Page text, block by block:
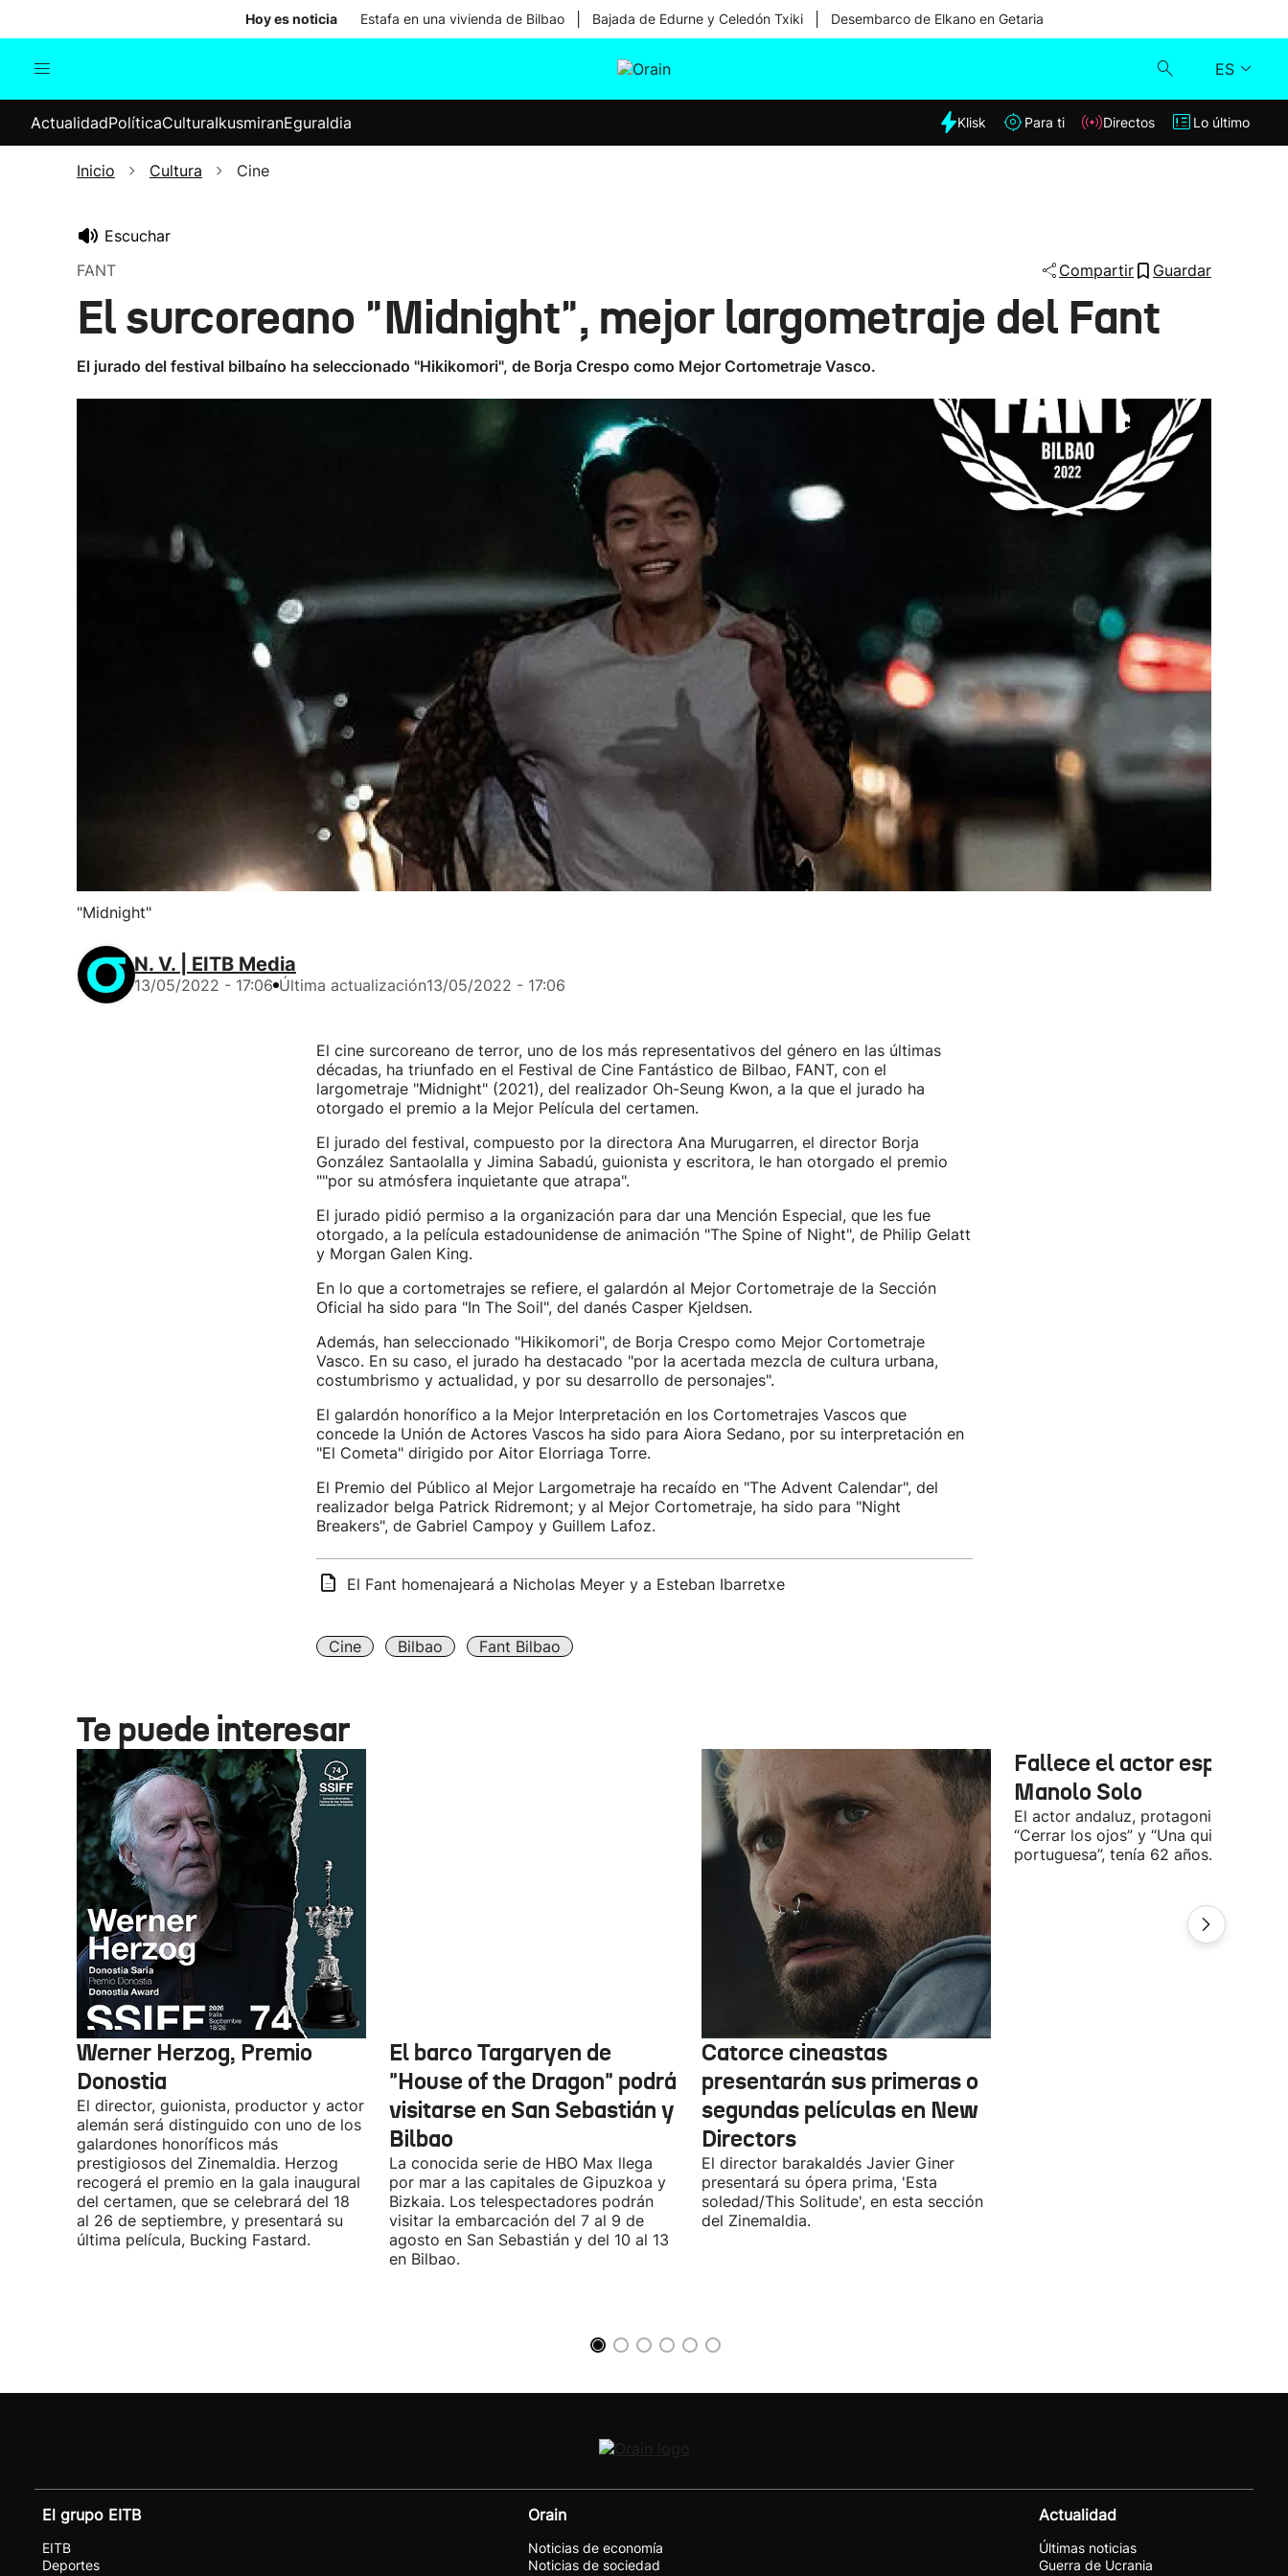
Hoy es noticia Estafa en una vivienda de Bilbao Bajada de Edurne y Celedón Txiki Desembarco de Elkano en Getaria
ES
Internacional
Elecciones
Klisk
ActualidadPolíticaCulturaIkusmiranEguraldia Klisk Para ti Directos Lo último
Inicio Cultura Cine
Escuchar
FANT
Compartir Guardar
El surcoreano "Midnight", mejor largometraje del Fant
El jurado del festival bilbaíno ha seleccionado "Hikikomori", de Borja Crespo como Mejor Cortometraje Vasco.
"Midnight"
N. V. | EITB Media
13/05/2022 - 17:06 Última actualización13/05/2022 - 17:06
El cine surcoreano de terror, uno de los más representativos del género en las últimas
décadas, ha triunfado en el Festival de Cine Fantástico de Bilbao, FANT, con el
largometraje "Midnight" (2021), del realizador Oh-Seung Kwon, a la que el jurado ha
otorgado el premio a la Mejor Película del certamen.
El jurado del festival, compuesto por la directora Ana Murugarren, el director Borja
González Santaolalla y Jimina Sabadú, guionista y escritora, le han otorgado el premio
""por su atmósfera inquietante que atrapa".
El jurado pidió permiso a la organización para dar una Mención Especial, que les fue
otorgado, a la película estadounidense de animación "The Spine of Night", de Philip Gelatt
y Morgan Galen King.
En lo que a cortometrajes se refiere, el galardón al Mejor Cortometraje de la Sección
Oficial ha sido para "In The Soil", del danés Casper Kjeldsen.
Además, han seleccionado "Hikikomori", de Borja Crespo como Mejor Cortometraje
Vasco. En su caso, el jurado ha destacado "por la acertada mezcla de cultura urbana,
costumbrismo y actualidad, y por su desarrollo de personajes".
El galardón honorífico a la Mejor Interpretación en los Cortometrajes Vascos que
concede la Unión de Actores Vascos ha sido para Aiora Sedano, por su interpretación en
"El Cometa" dirigido por Aitor Elorriaga Torre.
El Premio del Público al Mejor Largometraje ha recaído en "The Advent Calendar", del
realizador belga Patrick Ridremont; y al Mejor Cortometraje, ha sido para "Night
Breakers", de Gabriel Campoy y Guillem Lafoz.
El Fant homenajeará a Nicholas Meyer y a Esteban Ibarretxe
Cine Bilbao Fant Bilbao
Te puede interesar
Werner Herzog, Premio
Donostia
El director, guionista, productor y actor
alemán será distinguido con uno de los
galardones honoríficos más
prestigiosos del Zinemaldia. Herzog
recogerá el premio en la gala inaugural
del certamen, que se celebrará del 18
al 26 de septiembre, y presentará su
última película, Bucking Fastard.
El barco Targaryen de
"House of the Dragon" podrá
visitarse en San Sebastián y
Bilbao
La conocida serie de HBO Max llega
por mar a las capitales de Gipuzkoa y
Bizkaia. Los telespectadores podrán
visitar la embarcación del 7 al 9 de
agosto en San Sebastián y del 10 al 13
en Bilbao.
Catorce cineastas
presentarán sus primeras o
segundas películas en New
Directors
El director barakaldés Javier Giner
presentará su ópera prima, 'Esta
soledad/This Solitude', en esta sección
del Zinemaldia.
Fallece el actor español
Manolo Solo
El actor andaluz, protagonista de
“Cerrar los ojos” y “Una quinta
portuguesa”, tenía 62 años.
El grupo EITB
EITB
Deportes
Orain
Noticias de economía
Noticias de sociedad
Actualidad
Últimas noticias
Guerra de Ucrania